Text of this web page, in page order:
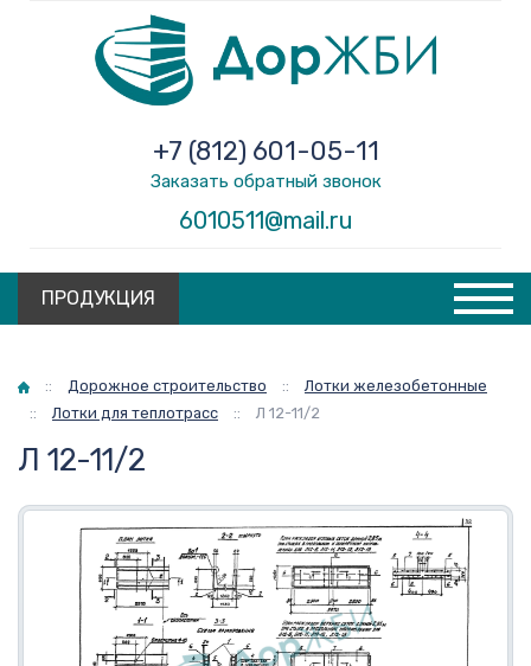
6010511@mail.ru
+7 (812) 601-05-11
Заказать обратный звонок
ПРОДУКЦИЯ
Главная
:: Дорожное строительство ::
Лотки железобетонные
::
Лотки для теплотрасс :: Л 12-11/2
Л 12-11/2